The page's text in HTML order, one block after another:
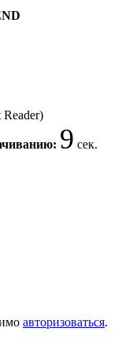
Reader)
9 сек.
авторизоваться.